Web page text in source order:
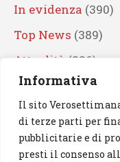
Informativa
Il sito
di terze parti per
pubblicitarie e di
presti il consenso
In evidenza (390)
Top News (389)
Attualità (336)
Eventi(330)
Artisti (241)
News(239)